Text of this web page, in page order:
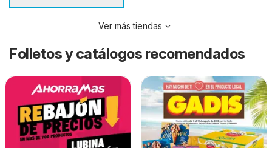
Ver más tiendas
Folletos y catálogos recomendados